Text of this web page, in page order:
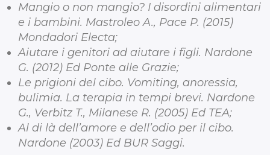
Mangio o non mangio? I disordini alimentari
e i bambini. Mastroleo A., Pace P. (2015)
Mondadori Electa;
Aiutare i genitori ad aiutare i figli. Nardone
G. (2012) Ed Ponte alle Grazie;
Le prigioni del cibo. Vomiting, anoressia,
bulimia. La terapia in tempi brevi. Nardone
G., Verbitz T., Milanese R. (2005) Ed TEA;
Al di là dell’amore e dell’odio per il cibo.
‎Nardone (2003) Ed BUR Saggi.